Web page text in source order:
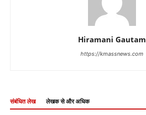
Hiramani Gautam
https://kmassnews.com
संबंधित लेख लेखक से और अधिक